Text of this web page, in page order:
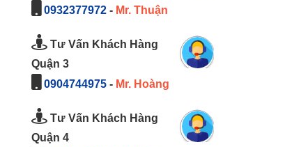
0932377972- Mr. Thuận
Tư Vấn Khách Hàng
Quận 3
0904744975- Mr. Hoàng
Tư Vấn Khách Hàng
Quận 4